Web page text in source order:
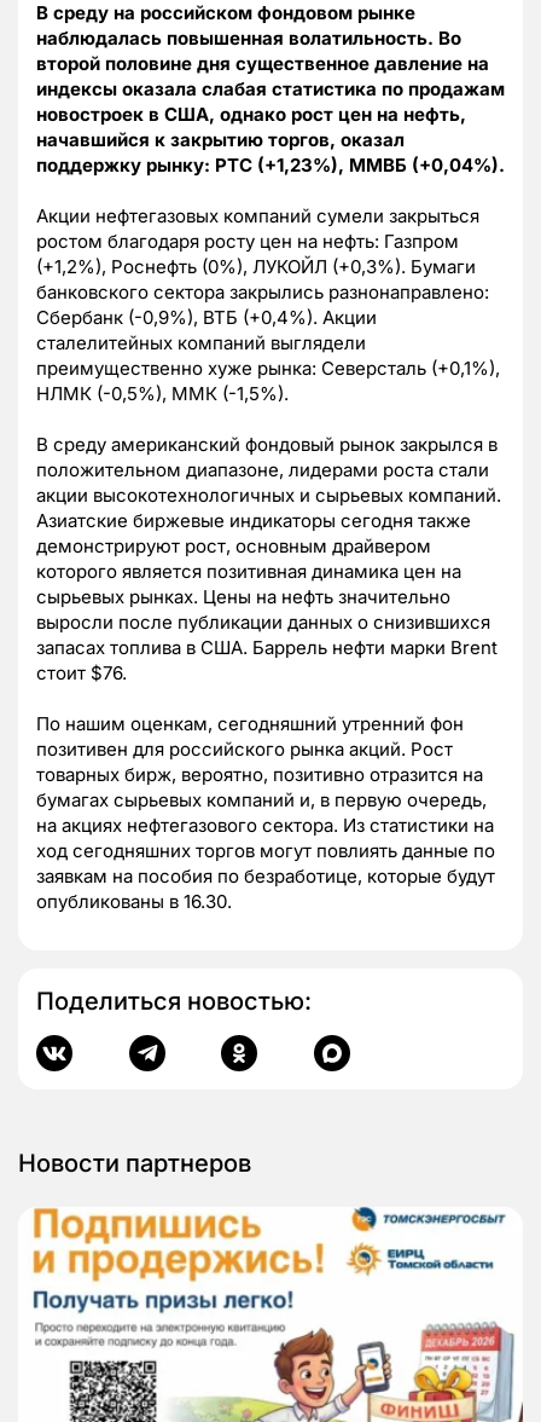
В среду на российском фондовом рынке
наблюдалась повышенная волатильность. Во
второй половине дня существенное давление на
индексы оказала слабая статистика по продажам
новостроек в США, однако рост цен на нефть,
начавшийся к закрытию торгов, оказал
поддержку рынку: РТС (+1,23%), ММВБ (+0,04%).
Акции нефтегазовых компаний сумели закрыться
ростом благодаря росту цен на нефть: Газпром
(+1,2%), Роснефть (0%), ЛУКОЙЛ (+0,3%). Бумаги
банковского сектора закрылись разнонаправлено:
Сбербанк (-0,9%), ВТБ (+0,4%). Акции
сталелитейных компаний выглядели
преимущественно хуже рынка: Северсталь (+0,1%),
НЛМК (-0,5%), ММК (-1,5%).
В среду американский фондовый рынок закрылся в
положительном диапазоне, лидерами роста стали
акции высокотехнологичных и сырьевых компаний.
Азиатские биржевые индикаторы сегодня также
демонстрируют рост, основным драйвером
которого является позитивная динамика цен на
сырьевых рынках. Цены на нефть значительно
выросли после публикации данных о снизившихся
запасах топлива в США. Баррель нефти марки Brent
стоит $76.
По нашим оценкам, сегодняшний утренний фон
позитивен для российского рынка акций. Рост
товарных бирж, вероятно, позитивно отразится на
бумагах сырьевых компаний и, в первую очередь,
на акциях нефтегазового сектора. Из статистики на
ход сегодняшних торгов могут повлиять данные по
заявкам на пособия по безработице, которые будут
опубликованы в 16.30.
Поделиться новостью:
Новости партнеров